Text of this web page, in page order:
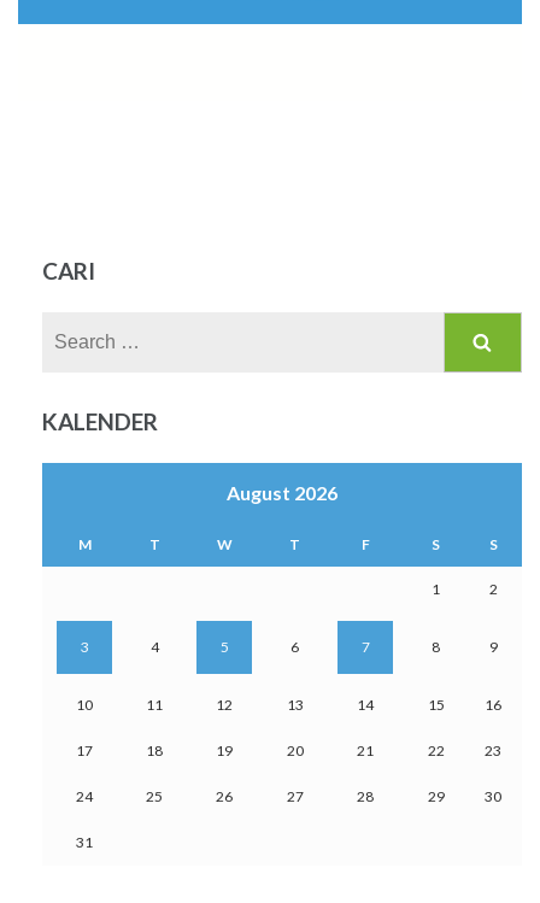
CARI
KALENDER
August 2026
M T W T F S S
1 2
3 4 5 6 7 8 9
10 11 12 13 14 15 16
17 18 19 20 21 22 23
24 25 26 27 28 29 30
31